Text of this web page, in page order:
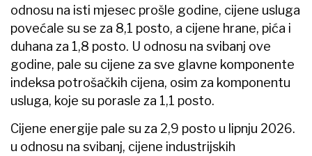
odnosu na isti mjesec prošle godine, cijene usluga
povećale su se za 8,1 posto, a cijene hrane, pića i
duhana za 1,8 posto. U odnosu na svibanj ove
godine, pale su cijene za sve glavne komponente
indeksa potrošačkih cijena, osim za komponentu
usluga, koje su porasle za 1,1 posto.
Cijene energije pale su za 2,9 posto u lipnju 2026.
u odnosu na svibanj, cijene industrijskih